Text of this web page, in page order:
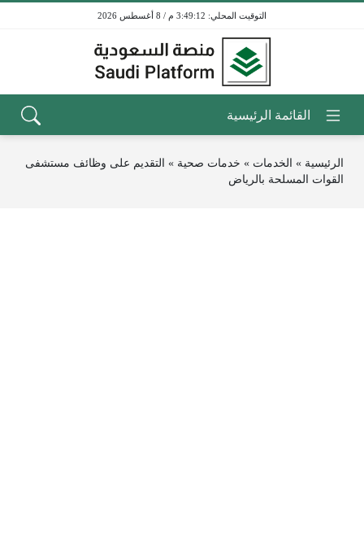
3:49:12 م / 8 أغسطس 2026
الرئيسية » الخدمات » خدمات صحية » التقديم على وظائف مستشفى
القوات المسلحة بالرياض